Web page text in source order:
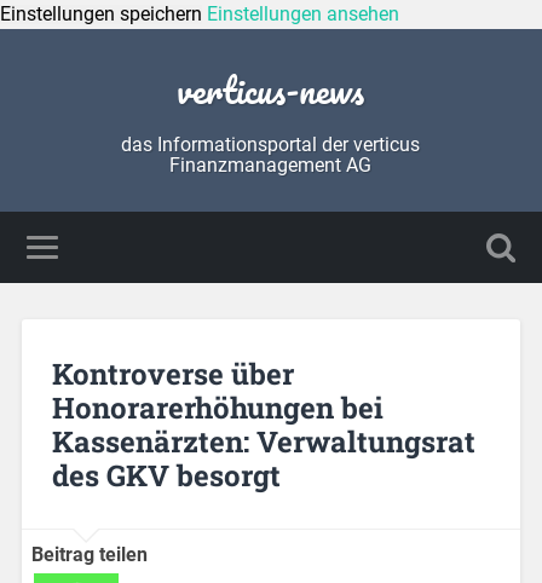
Einstellungen speichern Einstellungen ansehen
verticus-news
das Informationsportal der verticus
Finanzmanagement AG
Kontroverse über
Honorarerhöhungen bei
Kassenärzten: Verwaltungsrat
des GKV besorgt
Beitrag teilen